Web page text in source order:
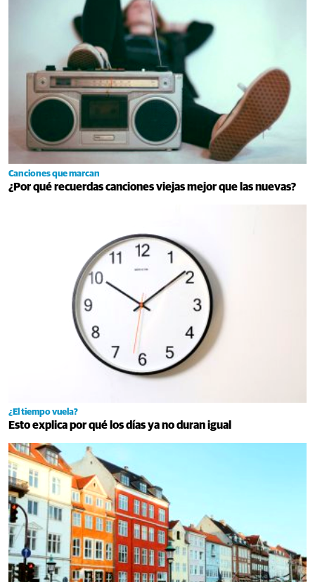
Canciones que marcan
¿Por qué recuerdas canciones viejas mejor que las nuevas?
¿El tiempo vuela?
Esto explica por qué los días ya no duran igual